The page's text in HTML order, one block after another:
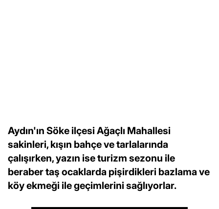
Aydın'ın Söke ilçesi Ağaçlı Mahallesi
sakinleri, kışın bahçe ve tarlalarında
çalışırken, yazın ise turizm sezonu ile
beraber taş ocaklarda pişirdikleri bazlama ve
köy ekmeği ile geçimlerini sağlıyorlar.